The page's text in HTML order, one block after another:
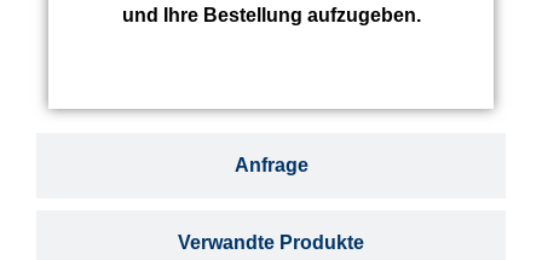
Anfrage
Verwandte Produkte
und Ihre Bestellung aufzugeben.